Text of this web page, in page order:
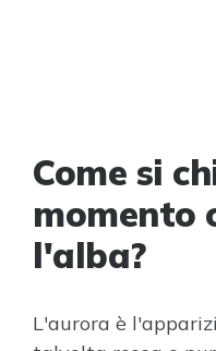
Come si
momento
l'alba?
L'aurora è